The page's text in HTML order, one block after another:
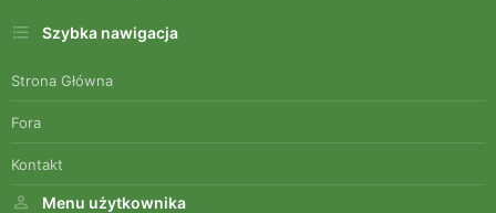
Szybka nawigacja
Strona Główna
Fora
Kontakt
Menu użytkownika